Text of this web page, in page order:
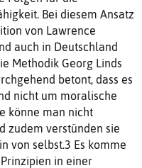
Bei diesem Ansatz
von Lawrence
auch in Deutschland
Methodik Georg Linds
betont, dass es
nicht um moralische
könne man nicht
zudem verstünden sie
von selbst.3 Es komme
in einer